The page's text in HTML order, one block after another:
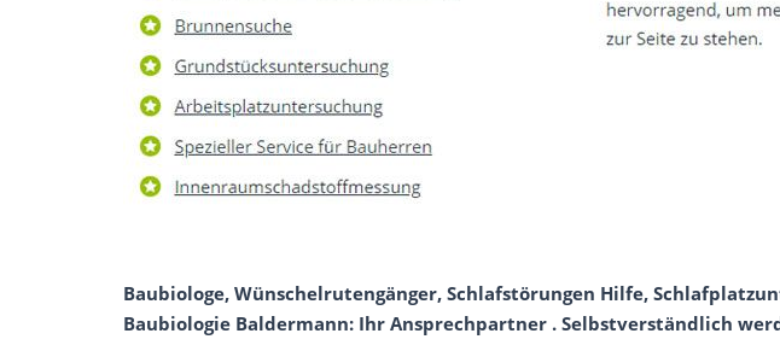
Baubiologe, Wünschelrutengänger, Schlafstörungen Hilfe,
Baubiologie Baldermann: Ihr Ansprechpartner . Selbstverständlich